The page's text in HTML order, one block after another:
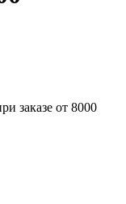
заказе от 8000